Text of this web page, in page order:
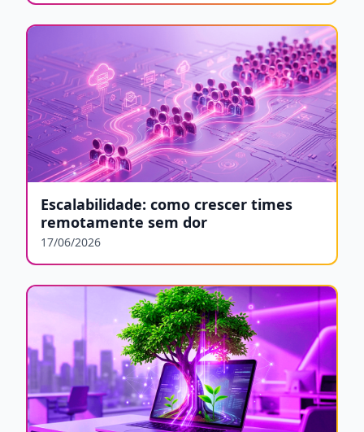
Escalabilidade: como crescer times
remotamente sem dor
17/06/2026